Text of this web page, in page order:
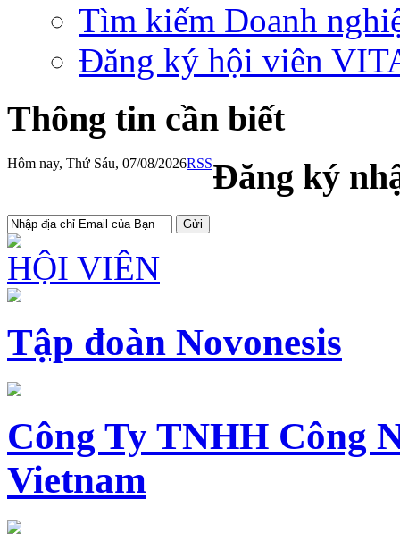
Tìm kiếm Doanh
Đăng ký hội viên
Thông tin cần biết
Hôm nay, Thứ Sáu, 07/08/2026RSSĐăng ký
HỘI VIÊN
Tập đoàn Novonesis
Công Ty TNHH Công
Vietnam